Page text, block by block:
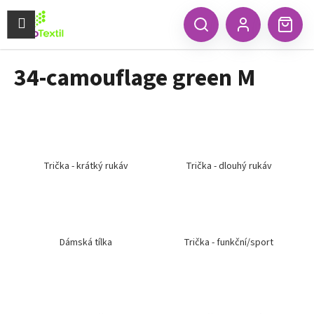
obsah
HledatPřihlášení
Menu
34-camouflage green M
Trička - krátký rukáv Trička - dlouhý rukáv
Dámská tílka Trička - funkční/sport
K
š Zpět
Zpět
C